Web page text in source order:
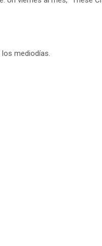
mediodías.